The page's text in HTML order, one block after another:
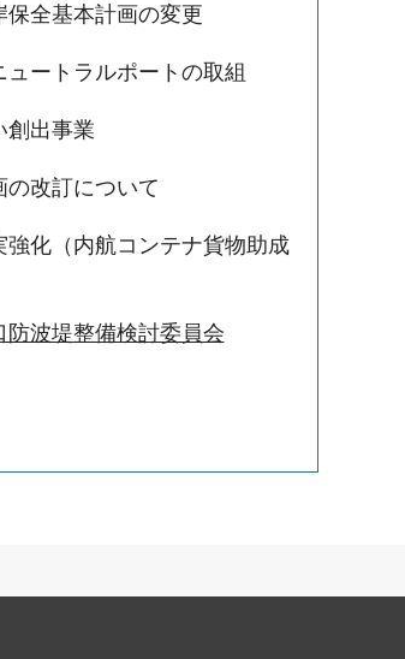
全基本計画の変更
ートラルポートの取組
創出事業
の改訂について
化（内航コンテナ貨物助成
防波堤整備検討委員会